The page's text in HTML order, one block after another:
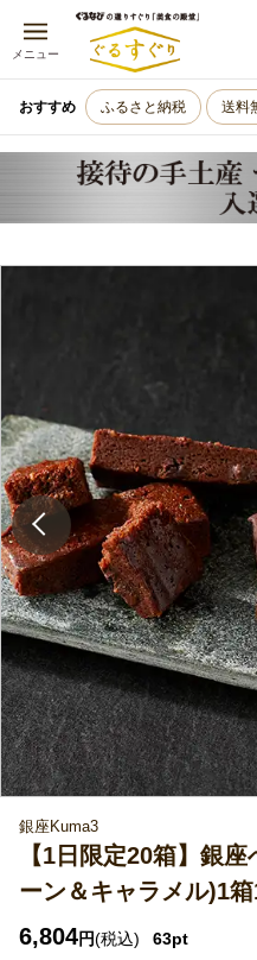
メニュー
おすすめ ふるさと納税 送料
銀座Kuma3
【1日限定20箱】銀
ーン＆キャラメル)1
6,804円(税込) 63pt